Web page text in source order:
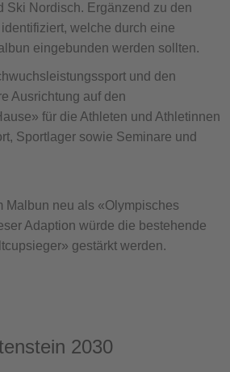
Ski Nordisch. Ergänzend zu den
welche durch eine
eingebunden werden sollten.
und den
Ausrichtung auf den
für die Athleten und Athletinnen
Sportlager sowie Seminare und
Malbun neu als «Olympisches
Adaption würde die bestehende
gestärkt werden.
2030